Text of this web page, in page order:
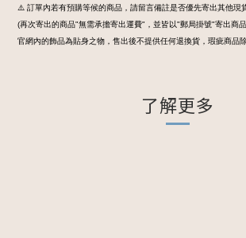
⚠️ 訂單內若有預購等候的商品，請留言備註是否優先寄出其他現
(再次寄出的商品"無需承擔寄出運費"，並皆以"郵局掛號"寄出商
官網內的飾品為貼身之物，售出後不提供任何退換貨，瑕疵商品
了解更多